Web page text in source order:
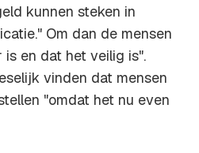
kunnen steken in
Om dan de mensen
en dat het veilig is".
vinden dat mensen
"omdat het nu even